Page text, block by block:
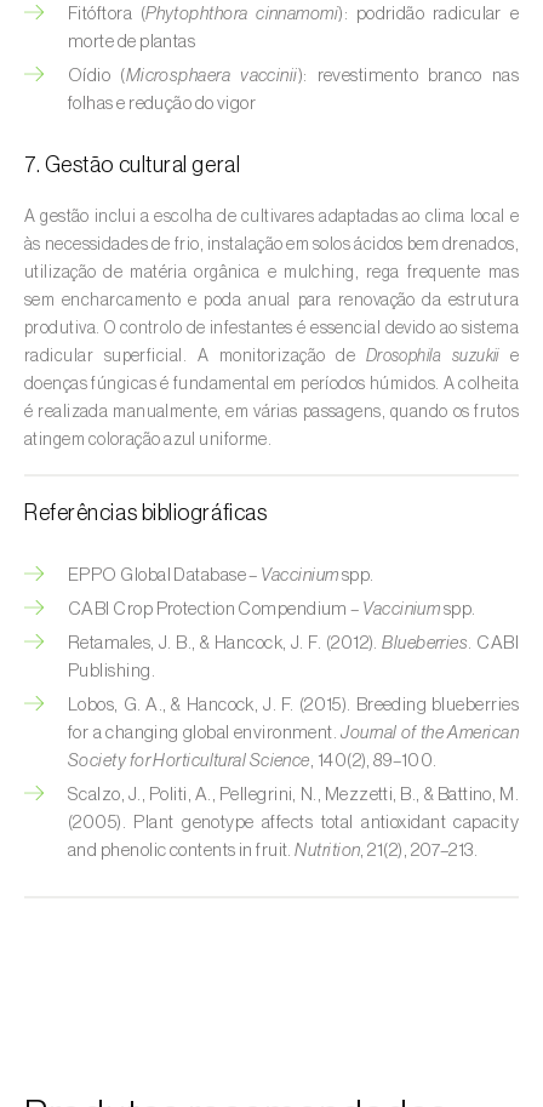
Cebola (Allium cepa)
Cedro ( Cedrus spp. )
Cerejeira (Prunus avium L.)
Cevada (Hordeum vulgare)
Cherovia / Pastinaca (Pastinaca sativa)
Chicória ( Cichorium spp.
Citrinos (Citrus spp. )
Colza (Brassica napus
Courgette (Cucurbita pepo)
Couve (Brassica oleracea
Craveiro ( Dianthus caryophyllus
Crisântemo (Chrysanthemum spp.
Damasqueiro / Alperce (Prunus armeniaca)
Fitóftora (Phytophthora cinnamomi): podridão radicular e
morte de plantas
Oídio (Microsphaera vaccinii): revestimento branco nas
folhas e redução do vigor
7. Gestão cultural geral
A gestão inclui a escolha de cultivares adaptadas ao clima local e
às necessidades de frio, instalação em solos ácidos bem drenados,
utilização de matéria orgânica e mulching, rega frequente mas
sem encharcamento e poda anual para renovação da estrutura
produtiva. O controlo de infestantes é essencial devido ao sistema
radicular superficial. A monitorização de Drosophila suzukiie
doenças fúngicas é fundamental em períodos húmidos. A colheita
é realizada manualmente, em várias passagens, quando os frutos
atingem coloração azul uniforme.
Referências bibliográficas
EPPO Global Database – Vaccinium spp.
CABI Crop Protection Compendium – Vaccinium spp.
Retamales, J. B., & Hancock, J. F. (2012).Blueberries . CABI
Publishing.
Lobos, G. A., & Hancock, J. F. (2015). Breeding blueberries
for a changing global environment.Journal of the American
Society for Horticultural Science , 140(2), 89–100.
Scalzo, J., Politi, A., Pellegrini, N., Mezzetti, B., & Battino, M.
(2005). Plant genotype affects total antioxidant capacity
and phenolic contents in fruit.Nutrition , 21(2), 207–213.